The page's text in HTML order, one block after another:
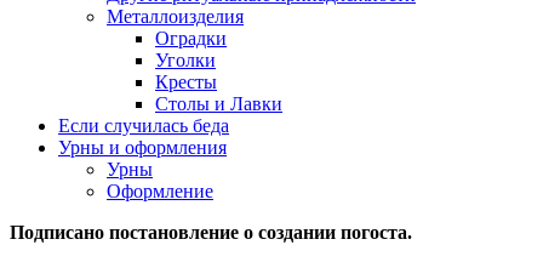
Металлоизделия
Оградки
Уголки
Кресты
Столы и Лавки
Если случилась беда
Урны и оформления
Урны
Оформление
Подписано постановление о создании погоста.